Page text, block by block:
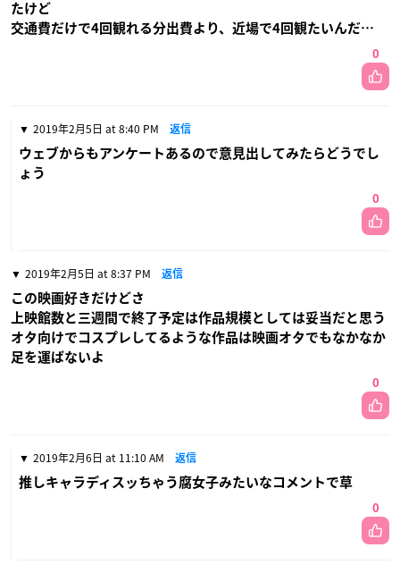
たけど
交通費だけで4回観れる分出費より、近場で4回観たいんだ…
0
2019年2月5日 at 8:40 PM 返信
ウェブからもアンケートあるので意見出してみたらどうでし
ょう
0
2019年2月5日 at 8:37 PM 返信
この映画好きだけどさ
上映館数と三週間で終了予定は作品規模としては妥当だと思う
オタ向けでコスプレしてるような作品は映画オタでもなかなか
足を運ばないよ
0
2019年2月6日 at 11:10 AM 返信
推しキャラディスッちゃう腐女子みたいなコメントで草
0